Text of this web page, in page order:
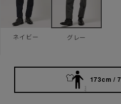
ネイビー グレー
173cm /